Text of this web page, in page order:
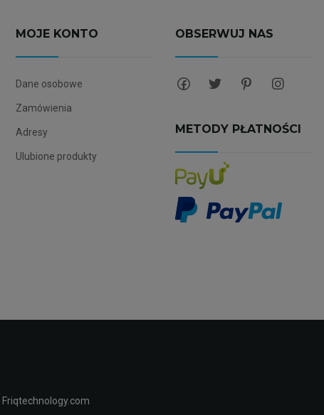
MOJE KONTO
Dane osobowe
Zamówienia
Adresy
Ulubione produkty
OBSERWUJ NAS
METODY PŁATNOŚCI
Friqtechnology.com